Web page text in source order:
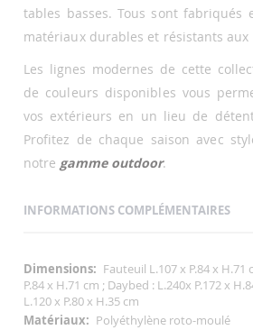
tables basses. Tous sont fabriqués
matériaux durables et résistants
Les lignes modernes de cette
de couleurs disponibles vous
vos extérieurs en un lieu de
Profitez de chaque saison avec
notre gamme outdoor.
INFORMATIONS COMPLÉMENTAIRES
Informations
Complémentaires
Fauteuil L.107 x P.84 x H.71
P.84 x H.71 cm ; Daybed : L.240x P.172 x
L.120 x P.80 x H.35 cm
Polyéthylène roto-moulé